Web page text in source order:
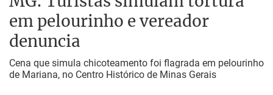
em pelourinho e vereador
denuncia
Cena que simula chicoteamento foi flagrada em pelourinho
de Mariana, no Centro Histórico de Minas Gerais